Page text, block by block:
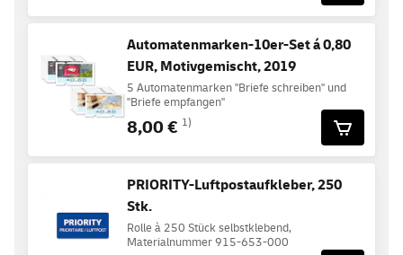
Automatenmarken-10er-Set á 0,80
EUR, Motivgemischt, 2019
5 Automatenmarken "Briefe schreiben" und
"Briefe empfangen"
8,00 € 1)
PRIORITY-Luftpostaufkleber, 250
Stk.
Rolle à 250 Stück selbstklebend,
Materialnummer 915-653-000